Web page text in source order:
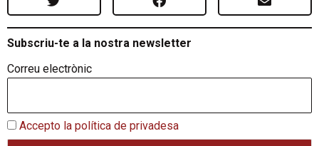
Subscriu-te a la nostra newsletter
Correu electrònic
Accepto la política de privadesa